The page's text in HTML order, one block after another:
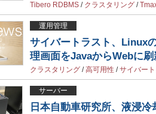
Tibero RDBMS / クラスタリング /
運用管理
サイバートラスト、Linux
理画面をJavaからWebに刷
クラスタリング /高可用性 /サイバート
サーバー
日本自動車研究所、液浸